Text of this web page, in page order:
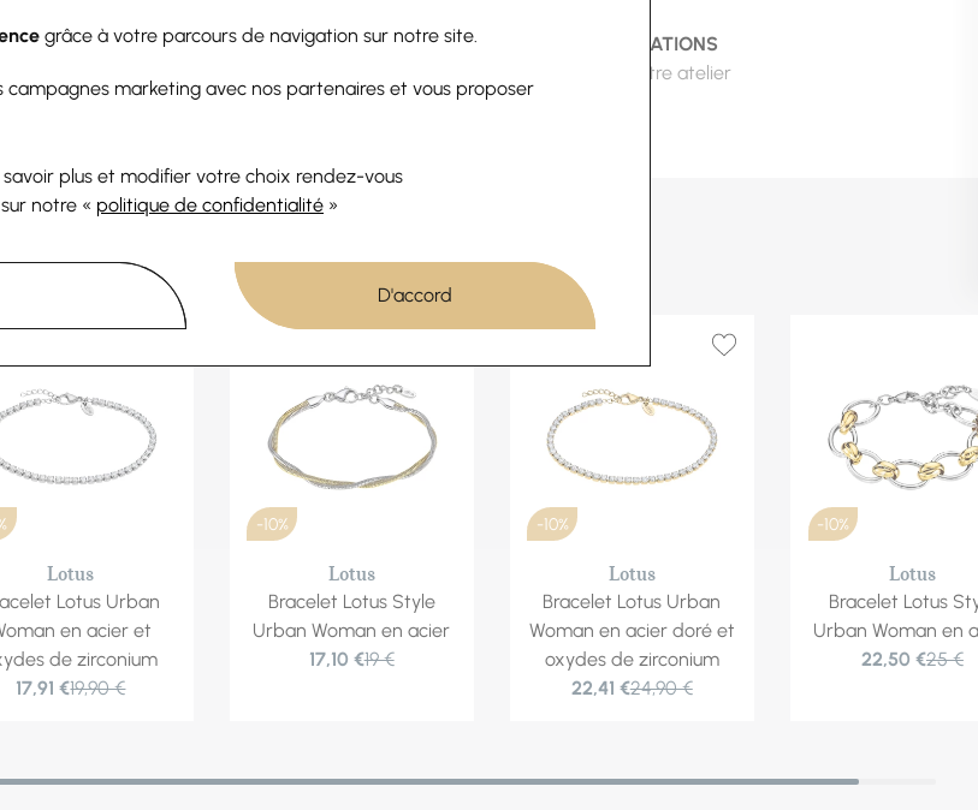
grâce à votre parcours de navigation sur notre site.
campagnes marketing avec nos partenaires et vous proposer
savoir plus et modifier votre choix rendez-vous
sur notre « politique de confidentialité »
D'accord
CLICK & COLLECT
RETOURS
charge
RÉPARATIONS
Dans notre atelier
pourraient aussi vous plaire
Lotus
Lotus Urban
en acier et
de zirconium
17,91 €19,90 €
-10%
Lotus
Bracelet Lotus Style
Urban Woman en acier
17,10 €19 €
-10%
Lotus
Bracelet Lotus Urban
Woman en acier doré et
oxydes de zirconium
22,41 €24,90 €
-10%
Lotus
Bracelet Lotus
Urban Woman en
22,50 €25 €